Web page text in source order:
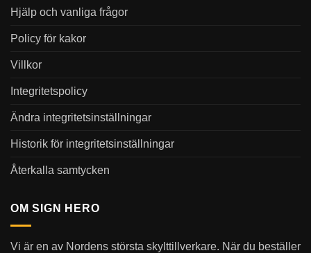
Hjälp och vanliga frågor
Policy för kakor
Villkor
Integritetspolicy
Ändra integritetsinställningar
Historik för integritetsinställningar
Återkalla samtycken
OM SIGN HERO
Vi är en av Nordens största skylttillverkare. När du beställer